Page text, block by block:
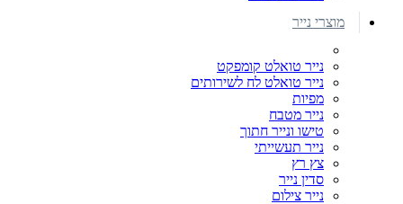
מוצרי נייר
נייר טואלט קומפקט
נייר טואלט לח לשירותים
מפיות
נייר מטבח
טישו ונייר חתוך
נייר תעשייתי
צץ רץ
סדין נייר
נייר צילום